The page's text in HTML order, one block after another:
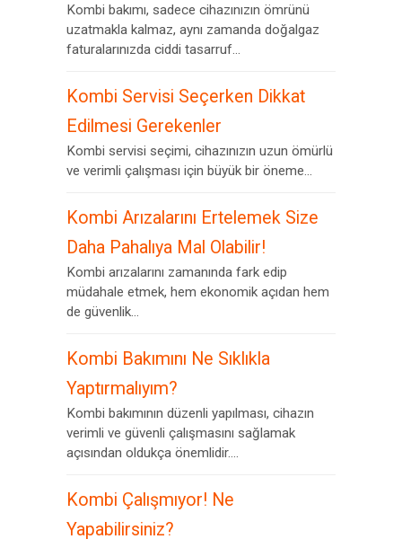
Kombi bakımı, sadece cihazınızın ömrünü
uzatmakla kalmaz, aynı zamanda doğalgaz
faturalarınızda ciddi tasarruf...
Kombi Servisi Seçerken Dikkat
Edilmesi Gerekenler
Kombi servisi seçimi, cihazınızın uzun ömürlü
ve verimli çalışması için büyük bir öneme...
Kombi Arızalarını Ertelemek Size
Daha Pahalıya Mal Olabilir!
Kombi arızalarını zamanında fark edip
müdahale etmek, hem ekonomik açıdan hem
de güvenlik...
Kombi Bakımını Ne Sıklıkla
Yaptırmalıyım?
Kombi bakımının düzenli yapılması, cihazın
verimli ve güvenli çalışmasını sağlamak
açısından oldukça önemlidir....
Kombi Çalışmıyor! Ne
Yapabilirsiniz?